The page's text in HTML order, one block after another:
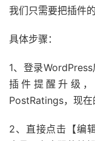
我们只需要把插件
具体步骤：
1、登录
插件提醒升级
PostRatings，现在
2、直接点击【编